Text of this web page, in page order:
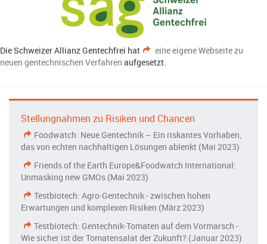
Die Schweizer Allianz Gentechfrei hat
eine eigene Webseite zu
neuen gentechnischen Verfahren aufgesetzt.
Stellungnahmen zu Risiken und Chancen
Foodwatch: Neue Gentechnik – Ein riskantes Vorhaben,
das von echten nachhaltigen Lösungen ablenkt (Mai 2023)
Friends of the Earth Europe&Foodwatch International:
Unmasking new GMOs (Mai 2023)
Testbiotech: Agro-Gentechnik - zwischen hohen
Erwartungen und komplexen Risiken (März 2023)
Testbiotech: Gentechnik-Tomaten auf dem Vormarsch -
Wie sicher ist der Tomatensalat der Zukunft? (Januar 2023)